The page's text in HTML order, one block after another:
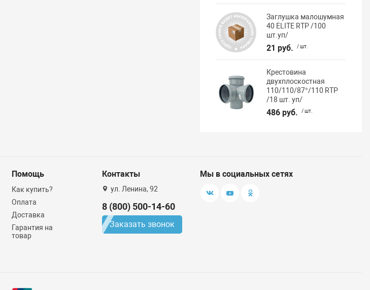
Заглушка малошумная
40 ELITE RTP /100
шт.уп/
21 руб. / шт.
Крестовина
двухплоскостная
110/110/87°/110 RTP
/18 шт. уп/
486 руб. / шт.
Помощь
Как купить?
Оплата
Доставка
Гарантия на
товар
Контакты
ул. Ленина, 92
8 (800) 500-14-60
Заказать звонок
Мы в социальных сетях